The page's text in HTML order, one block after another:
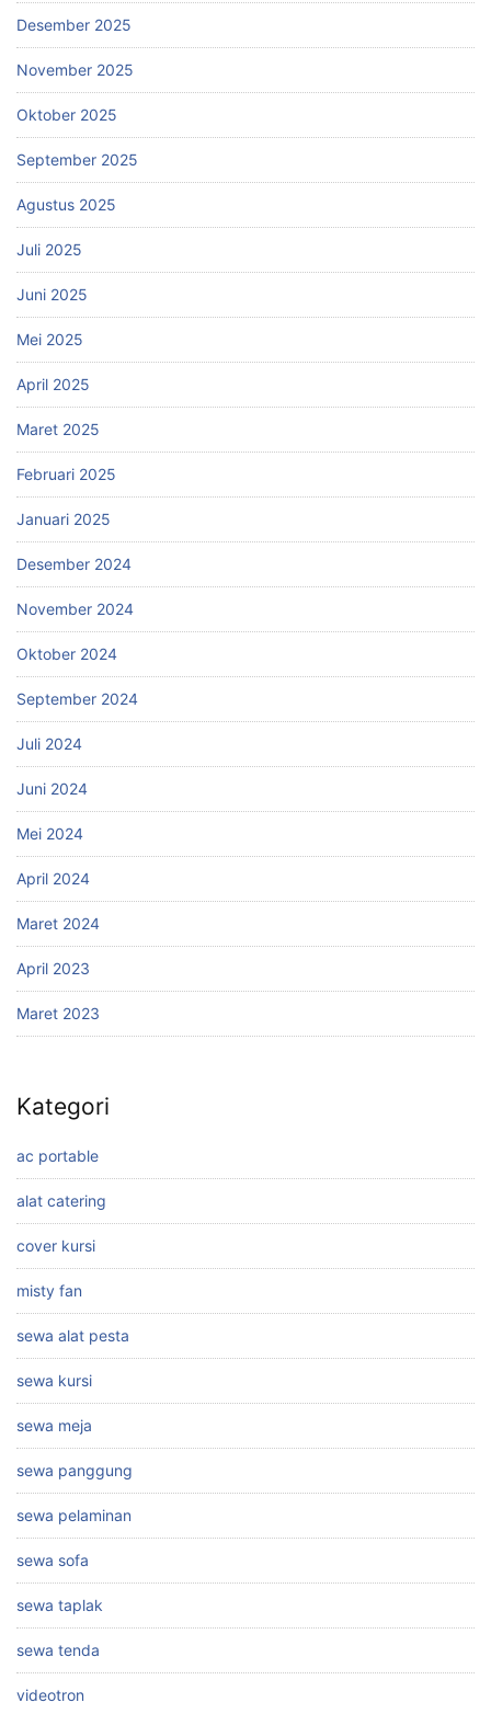
Desember 2025
November 2025
Oktober 2025
September 2025
Agustus 2025
Juli 2025
Juni 2025
Mei 2025
April 2025
Maret 2025
Februari 2025
Januari 2025
Desember 2024
November 2024
Oktober 2024
September 2024
Juli 2024
Juni 2024
Mei 2024
April 2024
Maret 2024
April 2023
Maret 2023
Kategori
ac portable
alat catering
cover kursi
misty fan
sewa alat pesta
sewa kursi
sewa meja
sewa panggung
sewa pelaminan
sewa sofa
sewa taplak
sewa tenda
videotron